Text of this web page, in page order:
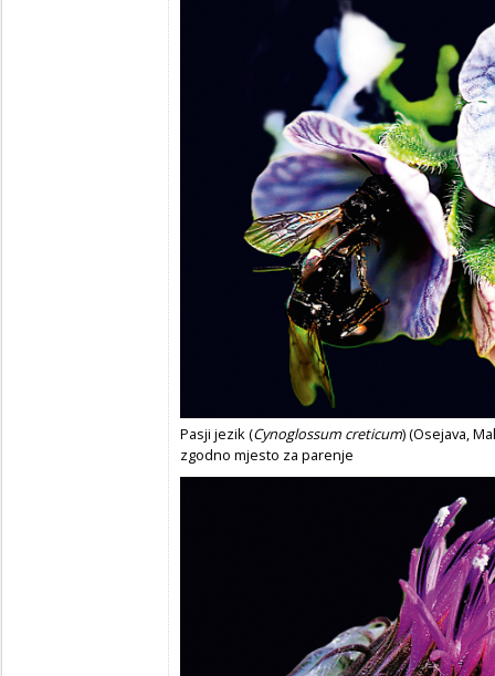
Pasji jezik (Cynoglossum creticum) (Osejava,
zgodno mjesto za parenje